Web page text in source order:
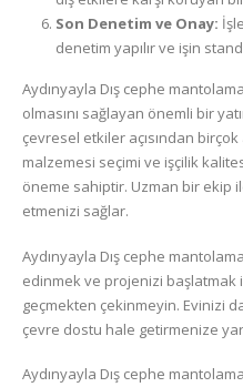
Son Denetim ve Onay:
denetim yapılır ve işin
Aydınyayla Dış cephe
olmasını sağlayan önemli bir
çevresel etkiler açısından
malzemesi seçimi ve işçilik
öneme sahiptir. Uzman bir ekip
etmenizi sağlar.
Aydınyayla Dış cephe
edinmek ve projenizi başlatmak
geçmekten çekinmeyin. Evinizi
çevre dostu hale getirmenize
Aydınyayla Dış cephe